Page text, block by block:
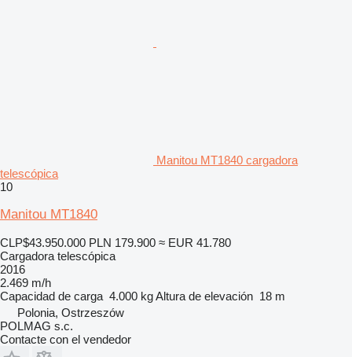
Manitou MT1840 cargadora
telescópica
10
Manitou MT1840
CLP$43.950.000 PLN 179.900 ≈ EUR 41.780
Cargadora telescópica
2016
2.469 m/h
Capacidad de carga 4.000 kgAltura de elevación 18 m
Polonia, Ostrzeszów
POLMAG s.c.
Contacte con el vendedor